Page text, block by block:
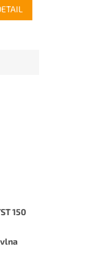
150